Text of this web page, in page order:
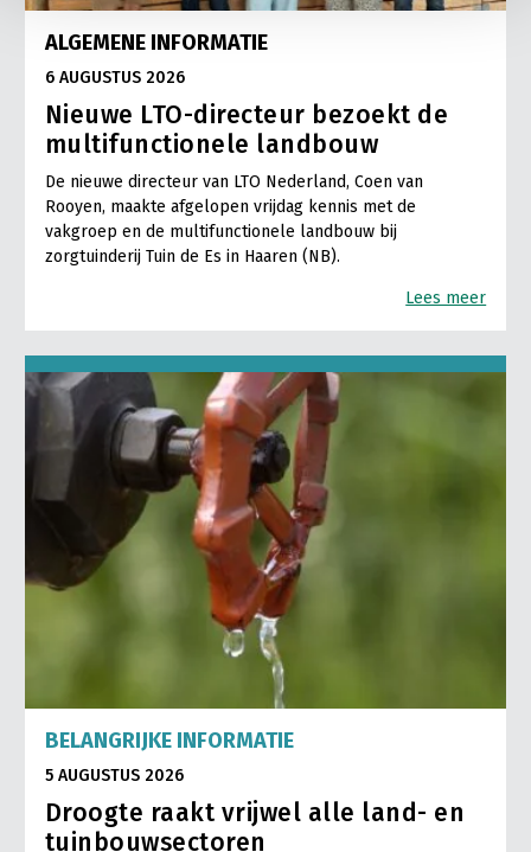
ALGEMENE INFORMATIE
6 AUGUSTUS 2026
Nieuwe LTO-directeur bezoekt de
multifunctionele landbouw
De nieuwe directeur van LTO Nederland, Coen van
Rooyen, maakte afgelopen vrijdag kennis met de
vakgroep en de multifunctionele landbouw bij
zorgtuinderij Tuin de Es in Haaren (NB).
Lees meer
BELANGRIJKE INFORMATIE
5 AUGUSTUS 2026
Droogte raakt vrijwel alle land- en
tuinbouwsectoren